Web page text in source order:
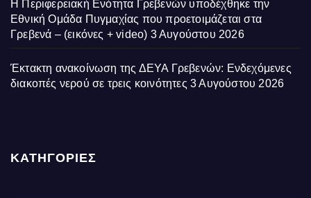
Η Περιφερειακή Ενότητα Γρεβενών υποδέχθηκε την
Εθνική Ομάδα Πυγμαχίας που προετοιμάζεται στα
Γρεβενά – (εικόνες + video) 3 Αυγούστου 2026
Έκτακτη ανακοίνωση της ΔΕΥΑ Γρεβενών: Ενδεχόμενες
διακοπές νερού σε τρεις κοινότητες 3 Αυγούστου 2026
ΚΑΤΗΓΟΡΙΕΣ